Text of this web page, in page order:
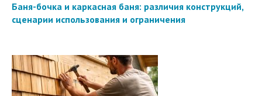
Баня-бочка и каркасная баня: различия конструкций,
сценарии использования и ограничения